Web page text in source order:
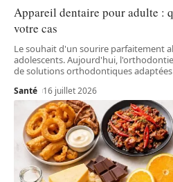
Appareil dentaire pour adulte :
votre cas
Le souhait d'un sourire parfaitement
adolescents. Aujourd'hui,
de solutions orthodontiques
Santé 16 juillet 2026